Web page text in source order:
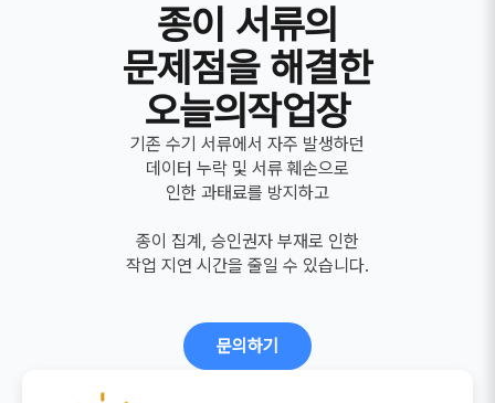
종이 서류의
문제점을 해결한
오늘의작업장
기존 수기 서류에서 자주 발생하던
데이터 누락 및 서류 훼손으로
인한 과태료를 방지하고
종이 집계, 승인권자 부재로 인한
작업 지연 시간을 줄일 수 있습니다.
문의하기